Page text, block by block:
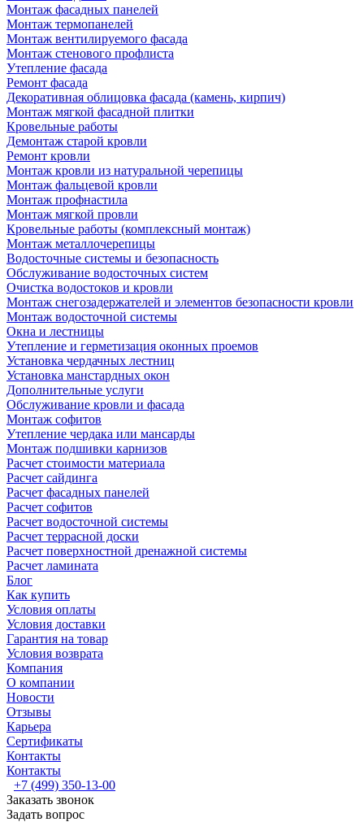
Монтаж фасадных панелей
Монтаж термопанелей
Монтаж вентилируемого фасада
Монтаж стенового профлиста
Утепление фасада
Ремонт фасада
Декоративная облицовка фасада (камень, кирпич)
Монтаж мягкой фасадной плитки
Кровельные работы
Демонтаж старой кровли
Ремонт кровли
Монтаж кровли из натуральной черепицы
Монтаж фальцевой кровли
Монтаж профнастила
Монтаж мягкой провли
Кровельные работы (комплексный монтаж)
Монтаж металлочерепицы
Водосточные системы и безопасность
Обслуживание водосточных систем
Очистка водостоков и кровли
Монтаж снегозадержателей и элементов безопасности кровли
Монтаж водосточной системы
Окна и лестницы
Утепление и герметизация оконных проемов
Установка чердачных лестниц
Установка манстардных окон
Дополнительные услуги
Обслуживание кровли и фасада
Монтаж софитов
Утепление чердака или мансарды
Монтаж подшивки карнизов
Расчет стоимости материала
Расчет сайдинга
Расчет фасадных панелей
Расчет софитов
Расчет водосточной системы
Расчет террасной доски
Расчет поверхностной дренажной системы
Расчет ламината
Блог
Как купить
Условия оплаты
Условия доставки
Гарантия на товар
Условия возврата
Компания
О компании
Новости
Отзывы
Карьера
Сертификаты
Контакты
Контакты
+7 (499) 350-13-00
Заказать звонок
Задать вопрос